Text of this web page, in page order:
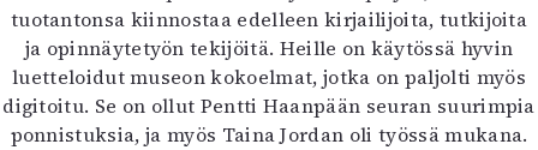
tuotantonsa kiinnostaa edelleen kirjailijoita, tutkijoita
ja opinnäytetyön tekijöitä. Heille on käytössä hyvin
luetteloidut museon kokoelmat, jotka on paljolti myös
digitoitu. Se on ollut Pentti Haanpään seuran suurimpia
ponnistuksia, ja myös Taina Jordan oli työssä mukana.